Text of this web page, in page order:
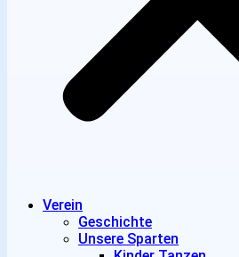
Verein
Geschichte
Unsere Sparten